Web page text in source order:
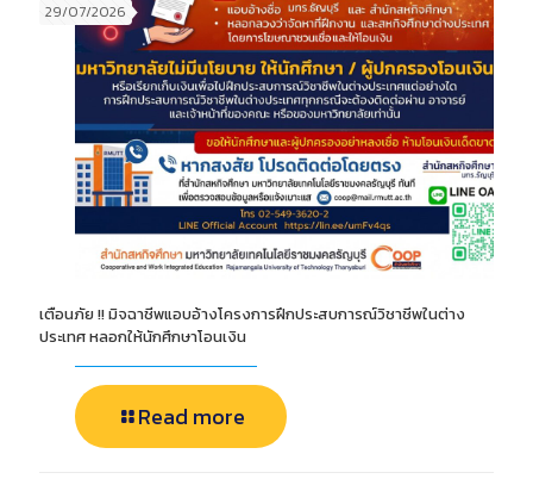
29/07/2026
เตือนภัย !! มิจฉาชีพแอบอ้างโครงการฝึกประสบการณ์วิชาชีพในต่าง
ประเทศ หลอกให้นักศึกษาโอนเงิน
Read more